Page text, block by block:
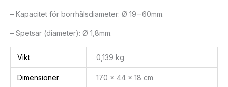
– Kapacitet för borrhålsdiameter: Ø 19 – 60mm.
– Spetsar (diameter): Ø 1,8mm.
Vikt 0,139 kg
Dimensioner 170 × 44 × 18 cm